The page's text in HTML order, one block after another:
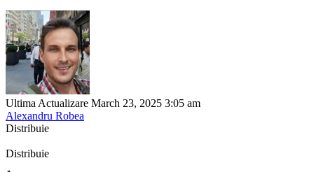
Ultima Actualizare March 23, 2025 3:05 am
Alexandru Robea
Distribuie
Distribuie